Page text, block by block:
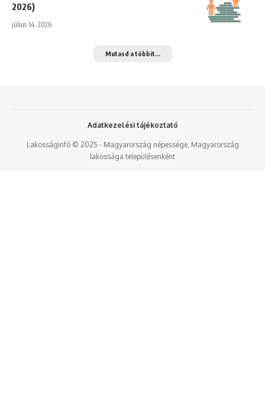
2026)
július 14, 2026
Mutasd a többit...
Lakosságinfó © 2025 - Magyarország népessége, Magyarország
lakossága településenként
Adatkezelési tájékoztató